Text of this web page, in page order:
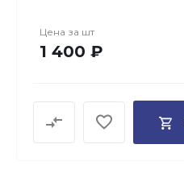
Цена за шт
1 400 ₽